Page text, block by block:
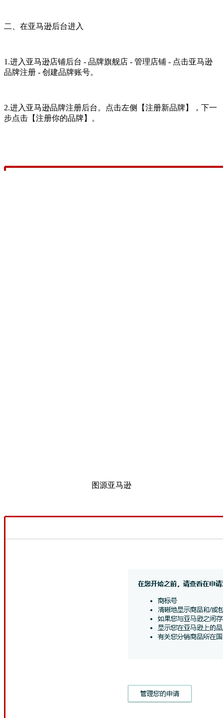
二、在亚马逊后台进入
1.进入亚马逊店铺后台 - 品牌旗舰店 - 管理店铺 - 点击亚马逊
品牌注册 - 创建品牌账号。
2.进入亚马逊品牌注册后台。点击左侧【注册新品牌】，下一
步点击【注册你的品牌】。
图源亚马逊